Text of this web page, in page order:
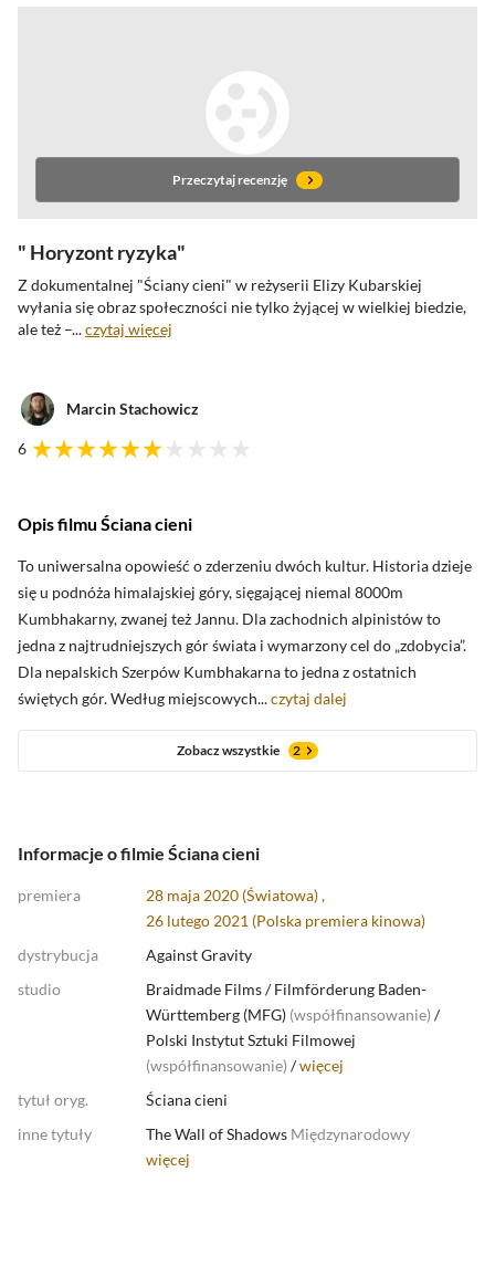
Horyzont ryzyka
Z dokumentalnej "Ściany cieni" w reżyserii Elizy Kubarskiej
wyłania się obrazspołeczności nie tylko żyjącej w wielkiej biedzie,
ale też –...czytaj więcej
Marcin Stachowicz
6
Przeczytaj recenzję
oceny krytyków
Zobacz oceny krytyków
Opis filmu Ściana cieni
To uniwersalna opowieść o zderzeniu dwóch kultur. Historia dzieje
się u podnóża himalajskiej góry, sięgającej niemal 8000m
Kumbhakarny, zwanej też Jannu. Dla zachodnich alpinistów to
jedna z najtrudniejszych gór świata i wymarzony cel do „zdobycia”.
Dla nepalskich Szerpów Kumbhakarna to jedna z ostatnich
świętych gór. Według miejscowych...czytaj dalej
Zobacz wszystkie 2
Informacje o filmie Ściana cieni
premiera
28 maja 2020 (Światowa) ,
26 lutego 2021 (Polska premiera kinowa)
dystrybucja
Against Gravity
studio
Braidmade Films/Filmförderung Baden-
Württemberg (MFG) (współfinansowanie) /
Polski Instytut Sztuki Filmowej
(współfinansowanie) /więcej
tytuł oryg.
Ściana cieni
inne tytuły
The Wall of Shadows Międzynarodowy
więcej